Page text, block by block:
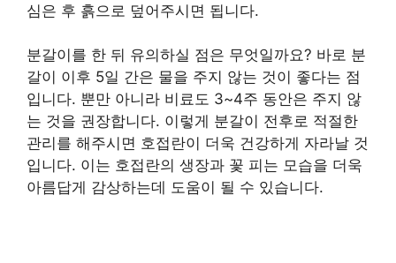
심은 후 흙으로 덮어주시면 됩니다.
분갈이를 한 뒤 유의하실 점은 무엇일까요? 바로 분
갈이 이후 5일 간은 물을 주지 않는 것이 좋다는 점
입니다. 뿐만 아니라 비료도 3~4주 동안은 주지 않
는 것을 권장합니다. 이렇게 분갈이 전후로 적절한
관리를 해주시면 호접란이 더욱 건강하게 자라날 것
입니다. 이는 호접란의 생장과 꽃 피는 모습을 더욱
아름답게 감상하는데 도움이 될 수 있습니다.